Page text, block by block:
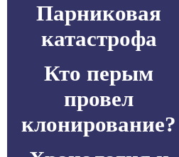
Парниковая
катастрофа
Кто перым
провел
клонирование?